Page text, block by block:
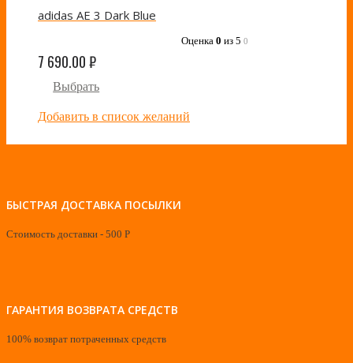
adidas AE 3 Dark Blue
Оценка 0 из 5 0
7 690.00₽
Выбрать
Добавить в список желаний
БЫСТРАЯ ДОСТАВКА ПОСЫЛКИ
Стоимость доставки - 500 Р
ГАРАНТИЯ ВОЗВРАТА СРЕДСТВ
100% возврат потраченных средств